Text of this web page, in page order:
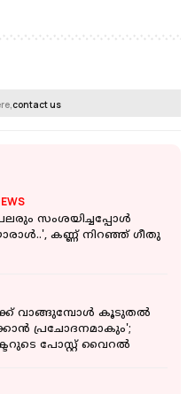
contact us
സംശയിച്ചപ്പോൾ
കണ്ണ് നിറഞ്ഞ് ഗീതു
വാങ്ങുമ്പോൾ കൂടുതൽ
പ്രചോദനമാകും';
പോസ്റ്റ് വൈറല്‍